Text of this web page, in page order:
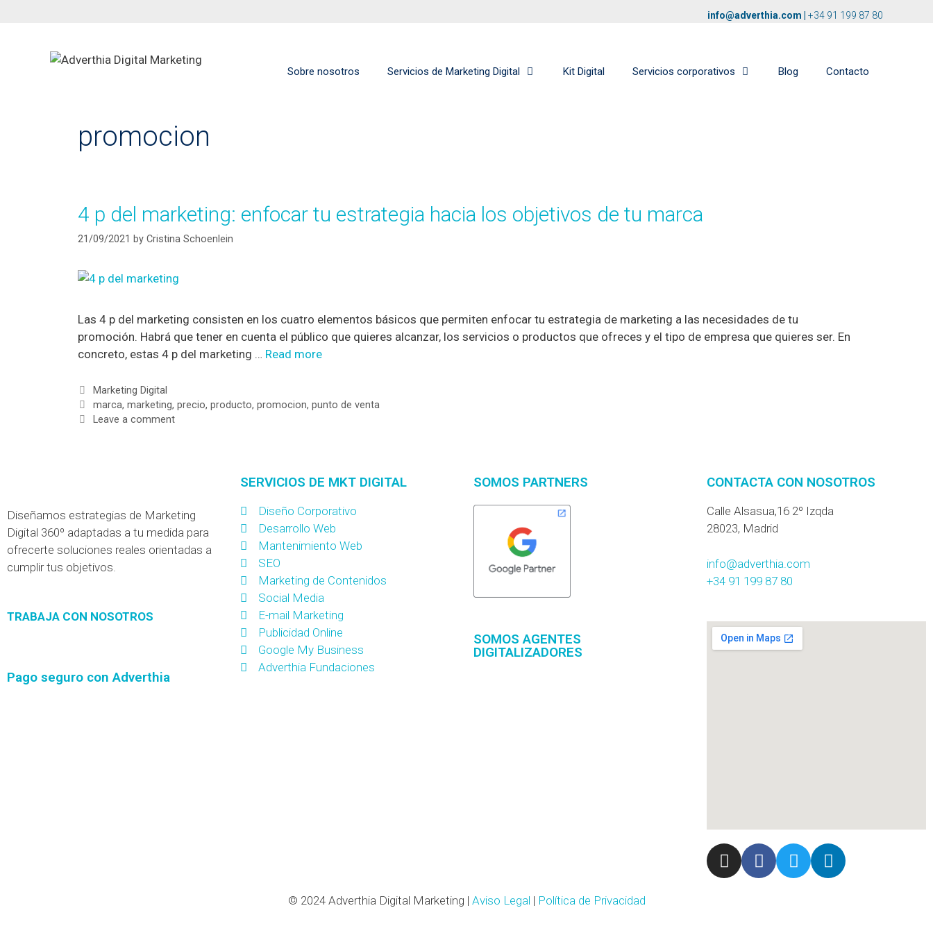
info@adverthia.com +34 91 199 87 80
Sobre nosotros Servicios de Marketing Digital Kit Digital Servicios corporativos Blog Contacto
promocion
4 p del marketing: enfocar tu estrategia hacia los objetivos de tu marca
21/09/2021 by Cristina Schoenlein
Las 4 p del marketing consisten en los cuatro elementos básicos que permiten enfocar tu estrategia de marketing a las necesidades de tu
promoción. Habrá que tener en cuenta el público que quieres alcanzar, los servicios o productos que ofreces y el tipo de empresa que quieres ser. En
concreto, estas 4 p del marketing … Read more
Marketing Digital
marca, marketing, precio, producto, promocion, punto de venta
Leave a comment
Diseñamos estrategias de Marketing
Digital 360º adaptadas a tu medida para
ofrecerte soluciones reales orientadas a
cumplir tus objetivos.
TRABAJA CON NOSOTROS
Pago seguro con Adverthia
SERVICIOS DE MKT DIGITAL
Diseño Corporativo
Desarrollo Web
Mantenimiento Web
SEO
Marketing de Contenidos
Social Media
E-mail Marketing
Publicidad Online
Google My Business
Adverthia Fundaciones
SOMOS PARTNERS
SOMOS AGENTES
DIGITALIZADORES
CONTACTA CON NOSOTROS
Calle Alsasua,16 2º Izqda
28023, Madrid
info@adverthia.com
+34 91 199 87 80
© 2024 Adverthia Digital Marketing | Aviso Legal | Política de Privacidad